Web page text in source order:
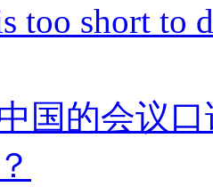
too short
国的会议